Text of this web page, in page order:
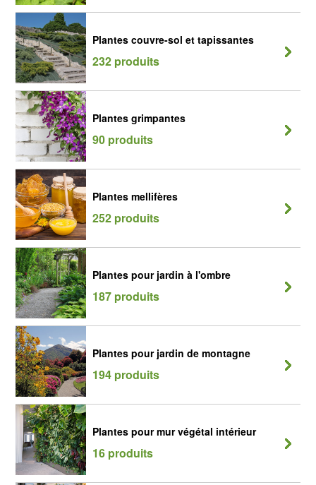
Plantes couvre-sol et tapissantes
232 produits
Plantes grimpantes
90 produits
Plantes mellifères
252 produits
Plantes pour jardin à l'ombre
187 produits
Plantes pour jardin de montagne
194 produits
Plantes pour mur végétal intérieur
16 produits